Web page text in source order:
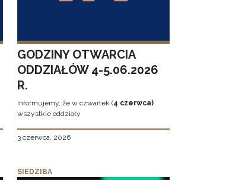
GODZINY OTWARCIA
ODDZIAŁÓW 4-5.06.2026
R.
Informujemy, że w czwartek (4 czerwca)
wszystkie oddziały
3 czerwca, 2026
SIEDZIBA